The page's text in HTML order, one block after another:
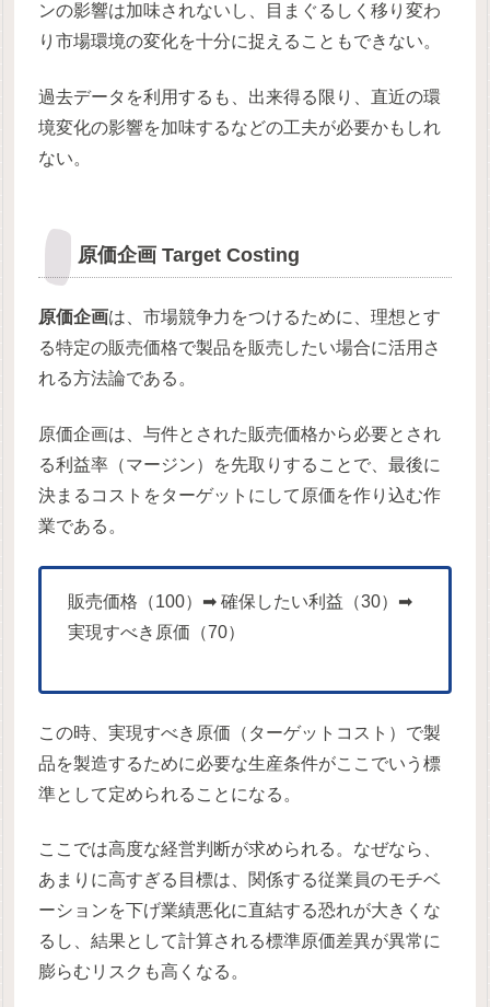
ンの影響は加味されないし、目まぐるしく移り変わ
り市場環境の変化を十分に捉えることもできない。
過去データを利用するも、出来得る限り、直近の環
境変化の影響を加味するなどの工夫が必要かもしれ
ない。
原価企画 Target Costing
原価企画は、市場競争力をつけるために、理想とす
る特定の販売価格で製品を販売したい場合に活用さ
れる方法論である。
原価企画は、与件とされた販売価格から必要とされ
る利益率（マージン）を先取りすることで、最後に
決まるコストをターゲットにして原価を作り込む作
業である。
販売価格（100）➡ 確保したい利益（30）➡
実現すべき原価（70）
この時、実現すべき原価（ターゲットコスト）で製
品を製造するために必要な生産条件がここでいう標
準として定められることになる。
ここでは高度な経営判断が求められる。なぜなら、
あまりに高すぎる目標は、関係する従業員のモチベ
ーションを下げ業績悪化に直結する恐れが大きくな
るし、結果として計算される標準原価差異が異常に
膨らむリスクも高くなる。